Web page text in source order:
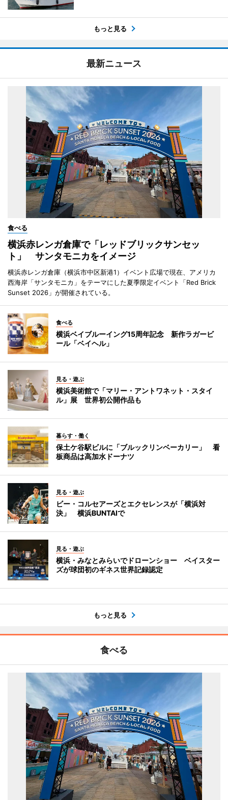
もっと見る
最新ニュース
食べる
横浜赤レンガ倉庫で「レッドブリックサンセッ
ト」 サンタモニカをイメージ
横浜赤レンガ倉庫（横浜市中区新港1）イベント広場で現在、アメリカ
西海岸「サンタモニカ」をテーマにした夏季限定イベント「Red Brick
Sunset 2026」が開催されている。
食べる
横浜ベイブルーイング15周年記念 新作ラガービ
ール「ベイヘル」
見る・遊ぶ
横浜美術館で「マリー・アントワネット・スタイ
ル」展 世界初公開作品も
暮らす・働く
保土ケ谷駅ビルに「ブルックリンベーカリー」 看
板商品は高加水ドーナツ
見る・遊ぶ
ビー・コルセアーズとエクセレンスが「横浜対
決」 横浜BUNTAIで
見る・遊ぶ
横浜・みなとみらいでドローンショー ベイスター
ズが球団初のギネス世界記録認定
もっと見る
食べる